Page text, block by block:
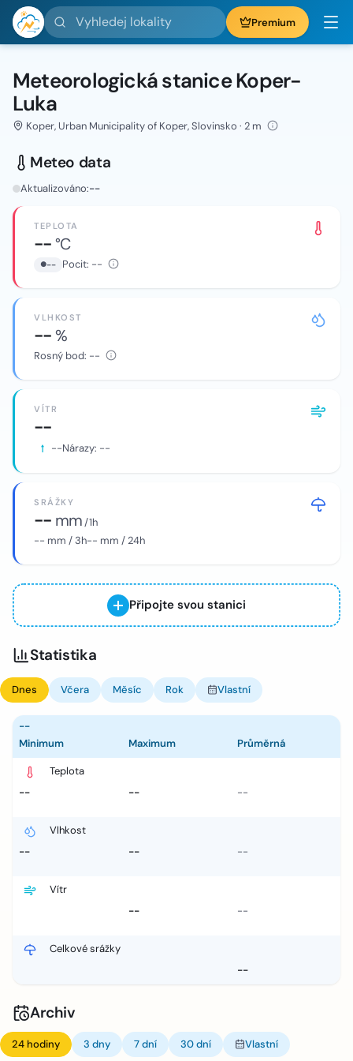
Vyhledej lokality Premium
Meteorologická stanice Koper-
Luka
Koper, Urban Municipality of Koper, Slovinsko · 2 m
Meteo data
Aktualizováno:--
TEPLOTA
--°C
-- Pocit: --
VLHKOST
--%
Rosný bod: --
VÍTR
--
--Nárazy: --
SRÁŽKY
-- mm/ 1h
-- mm / 3h-- mm / 24h
Připojte svou stanici
Statistika
Dnes Včera Měsíc Rok Vlastní
--
Minimum
Maximum Průměrná
Teplota
--
-- --
Vlhkost
--
-- --
Vítr
--
--
Celkové srážky
--
Archiv
24 hodiny 3 dny 7 dní 30 dní Vlastní